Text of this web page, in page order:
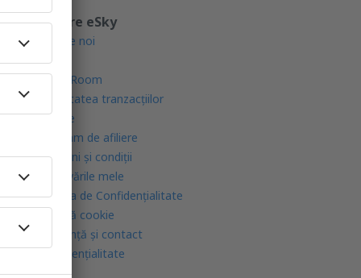
Despre eSky
Despre noi
Blogul
Press Room
Securitatea tranzacţiilor
Cariere
Program de afiliere
Termeni şi condiţii
Rezervările mele
Politica de Confidențialitate
Politică cookie
Asistenţă şi contact
Confidențialitate